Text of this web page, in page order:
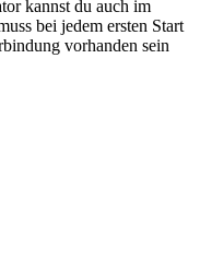
kannst du auch im
bei jedem ersten Start
vorhanden sein